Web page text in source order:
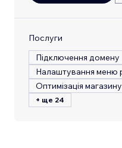
Послуги
Підключення домену
Оптимізація магазину
+ ще 24